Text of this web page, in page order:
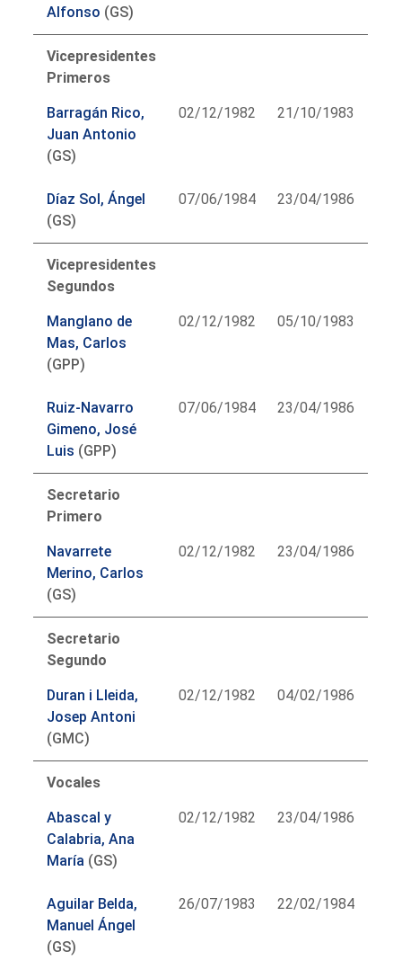
Alfonso (GS)
Vicepresidentes
Primeros
Barragán Rico,
Juan Antonio
(GS)
02/12/1982 21/10/1983
Díaz Sol, Ángel
(GS)
07/06/1984 23/04/1986
Vicepresidentes
Segundos
Manglano de
Mas, Carlos
(GPP)
02/12/1982 05/10/1983
Ruiz-Navarro
Gimeno, José
Luis (GPP)
07/06/1984 23/04/1986
Secretario
Primero
Navarrete
Merino, Carlos
(GS)
02/12/1982 23/04/1986
Secretario
Segundo
Duran i Lleida,
Josep Antoni
(GMC)
02/12/1982 04/02/1986
Vocales
Abascal y
Calabria, Ana
María (GS)
02/12/1982 23/04/1986
Aguilar Belda,
Manuel Ángel
(GS)
26/07/1983 22/02/1984